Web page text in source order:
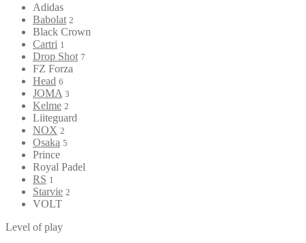
Adidas
Babolat 2
Black Crown
Cartri 1
Drop Shot 7
FZ Forza
Head 6
JOMA 3
Kelme 2
Liiteguard
NOX 2
Osaka 5
Prince
Royal Padel
RS 1
Starvie 2
VOLT
Level of play